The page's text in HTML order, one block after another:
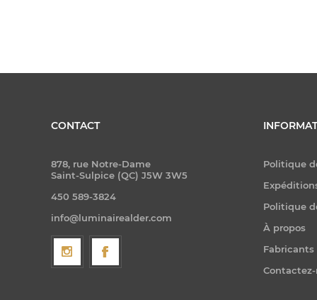
CONTACT
878, rue Notre-Dame
Saint-Sulpice (QC) J5W 3W5
450 589-3824
info@luminairealder.com
Politique
Politique
À propos
Fabricants